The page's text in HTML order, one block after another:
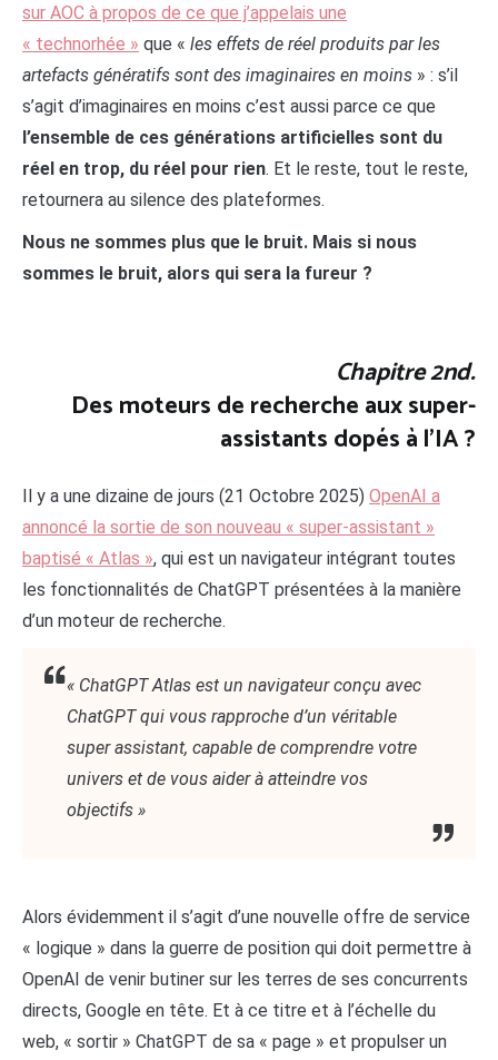
sur AOC à propos de ce que j’appelais une
« technorhée » que « les effets de réel produits par les
artefacts génératifs sont des imaginaires en moins » : s’il
s’agit d’imaginaires en moins c’est aussi parce ce que
l’ensemble de ces générations artificielles sont du
réel en trop, du réel pour rien. Et le reste, tout le reste,
retournera au silence des plateformes.
Nous ne sommes plus que le bruit. Mais si nous
sommes le bruit, alors qui sera la fureur ?
Chapitre 2nd.
Des moteurs de recherche aux super-
assistants dopés à l’IA ?
Il y a une dizaine de jours (21 Octobre 2025) OpenAI a
annoncé la sortie de son nouveau « super-assistant »
baptisé « Atlas », qui est un navigateur intégrant toutes
les fonctionnalités de ChatGPT présentées à la manière
d’un moteur de recherche.
« ChatGPT Atlas est un navigateur conçu avec
ChatGPT qui vous rapproche d’un véritable
super assistant, capable de comprendre votre
univers et de vous aider à atteindre vos
objectifs »
Alors évidemment il s’agit d’une nouvelle offre de service
« logique » dans la guerre de position qui doit permettre à
OpenAI de venir butiner sur les terres de ses concurrents
directs, Google en tête. Et à ce titre et à l’échelle du
web, « sortir » ChatGPT de sa « page » et propulser un